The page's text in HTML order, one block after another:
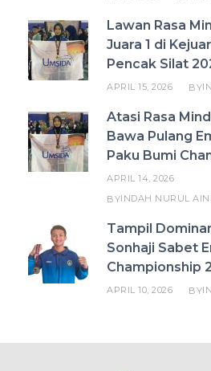
Lawan Rasa
Juara 1 di
Pencak Silat
APRIL 15, 2026 BY
Atasi Rasa
Bawa Pulang
Paku Bumi
APRIL 14, 2026
BYINDAH NURUL
Tampil
Sonhaji Sabet
Championship
APRIL 10, 2026 BY